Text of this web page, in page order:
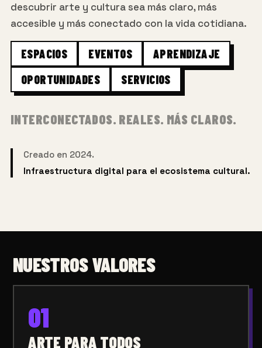
descubrir arte y cultura sea más claro, más
accesible y más conectado con la vida cotidiana.
ESPACIOS EVENTOS
APRENDIZAJE
OPORTUNIDADES
SERVICIOS
INTERCONECTADOS. REALES. MÁS CLAROS.
Creado en 2024.
Infraestructura digital para el ecosistema cultural.
NUESTROS VALORES
01
ARTE PARA TODOS